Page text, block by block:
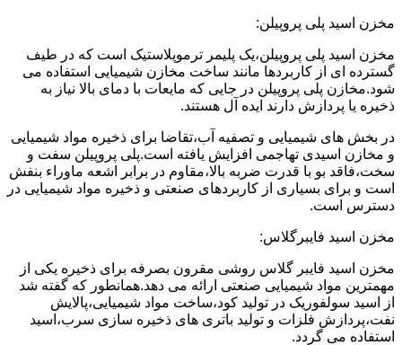
مخزن اسید پلی پروپیلن:
مخزن اسید پلی پروپیلن،یک پلیمر ترموپلاستیک است که در طیف
گسترده ای از کاربردها مانند ساخت مخازن شیمیایی استفاده می
شود.مخازن پلی پروپیلن در جایی که مایعات با دمای بالا نیاز به
ذخیره یا پردازش دارند ایده آل هستند.
در بخش های شیمیایی و تصفیه آب،تقاضا برای ذخیره مواد شیمیایی
و مخازن اسیدی تهاجمی افزایش یافته است.پلی پروپیلن سفت و
سخت،فاقد بو با قدرت ضربه بالا،مقاوم در برابر اشعه ماوراء بنفش
است و برای بسیاری از کاربردهای صنعتی و ذخیره مواد شیمیایی در
دسترس است.
مخزن اسید فایبرگلاس:
مخزن اسید فایبر گلاس روشی مقرون بصرفه برای ذخیره یکی از
مهمترین مواد شیمیایی صنعتی ارائه می دهد.همانطور که گفته شد
از اسید سولفوریک در تولید کود،ساخت مواد شیمیایی،پالایش
نفت،پردازش فلزات و تولید باتری های ذخیره سازی سرب،اسید
استفاده می گردد.